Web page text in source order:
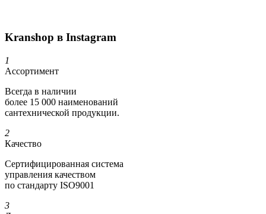
Kranshop в Instagram
1
Ассортимент
Всегда в наличии
более 15 000 наименований
сантехнической продукции.
2
Качество
Сертифициро­ванная система
управления качеством
по стандарту ISO9001
3